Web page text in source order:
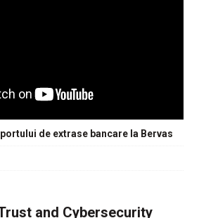
de extrase bancare la Bervas
and Cybersecurity